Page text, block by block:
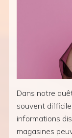
Dans notre
souvent
informations
magasines